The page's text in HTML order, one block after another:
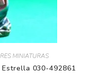
MINIATURAS
030-492861